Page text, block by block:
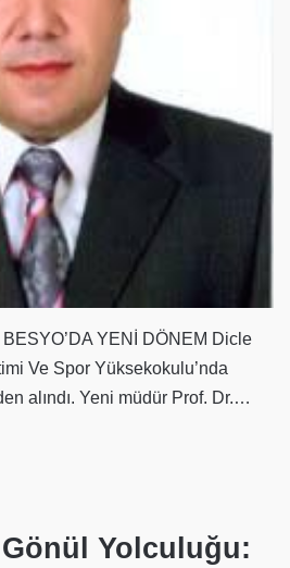
YENİ DÖNEM Dicle
Ve Spor Yüksekokulu’nda
alındı. Yeni müdür Prof. Dr.…
Gönül Yolculuğu: